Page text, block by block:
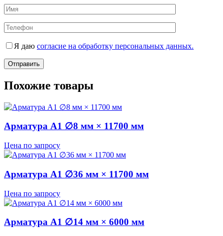
Я даю согласие на обработку персональных данных.
Похожие товары
Арматура А1 ∅8 мм × 11700 мм
Цена по запросу
Арматура А1 ∅36 мм × 11700 мм
Цена по запросу
Арматура А1 ∅14 мм × 6000 мм